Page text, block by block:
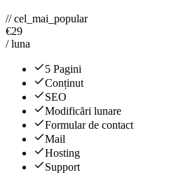
// cel_mai_popular
€29
/ luna
5 Pagini
Conținut
SEO
Modificări lunare
Formular de contact
Mail
Hosting
Support